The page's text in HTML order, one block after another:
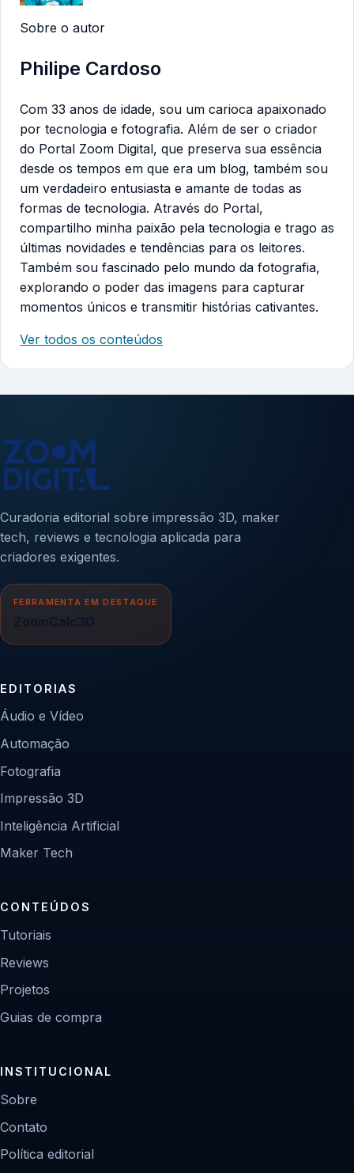
Sobre o autor
Philipe Cardoso
Com 33 anos de idade, sou um carioca apaixonado
por tecnologia e fotografia. Além de ser o criador
do Portal Zoom Digital, que preserva sua essência
desde os tempos em que era um blog, também sou
um verdadeiro entusiasta e amante de todas as
formas de tecnologia. Através do Portal,
compartilho minha paixão pela tecnologia e trago as
últimas novidades e tendências para os leitores.
Também sou fascinado pelo mundo da fotografia,
explorando o poder das imagens para capturar
momentos únicos e transmitir histórias cativantes.
Ver todos os conteúdos
Curadoria editorial sobre impressão 3D, maker
tech, reviews e tecnologia aplicada para
criadores exigentes.
FERRAMENTA EM DESTAQUE
ZoomCalc3D
EDITORIAS
Áudio e Vídeo
Automação
Fotografia
Impressão 3D
Inteligência Artificial
Maker Tech
CONTEÚDOS
Tutoriais
Reviews
Projetos
Guias de compra
INSTITUCIONAL
Sobre
Contato
Política editorial